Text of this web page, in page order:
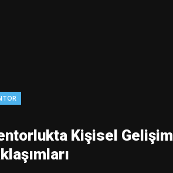
Kişisel Gelişim